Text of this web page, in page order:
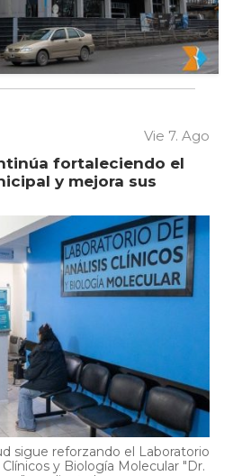
Vie 7. Ago
fortaleciendo el
y mejora sus
sigue reforzando el Laboratorio
y Biología Molecular "Dr.